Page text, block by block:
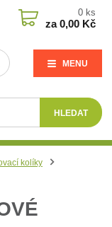
MENU
HLEDAT
0 ks
za0,00 Kč
kolíky